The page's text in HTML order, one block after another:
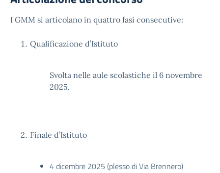
I GMM si articolano in quattro fasi consecutive:
Qualificazione d’Istituto
Svolta nelle aule scolastiche il 6 novembre
2025.
Finale d’Istituto
4 dicembre 2025 (plesso di Via Brennero)